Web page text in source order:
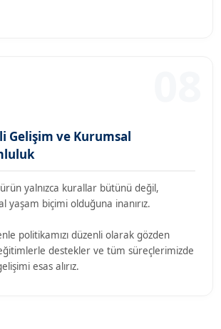
Gelişim ve Kurumsal
yalnızca kurallar bütünü değil,
yaşam biçimi olduğuna inanırız.
politikamızı düzenli olarak gözden
destekler ve tüm süreçlerimizde
esas alırız.